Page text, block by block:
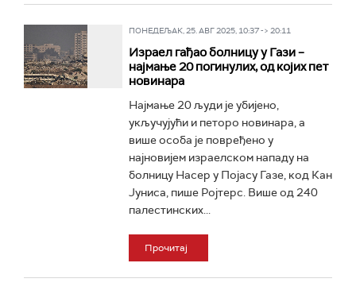
ПОНЕДЕЉАК, 25. АВГ 2025, 10:37 -> 20:11
Израел гађао болницу у Гази –
најмање 20 погинулих, од којих пет
новинара
Најмање 20 људи је убијено,
укључујући и петоро новинара, а
више особа је повређено у
најновијем израелском нападу на
болницу Насер у Појасу Газе, код Кан
Јуниса, пише Ројтерс. Више од 240
палестинских...
Прочитај